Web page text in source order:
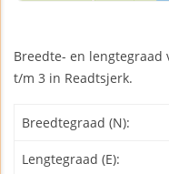
Breedte- en
t/m 3 in Readtsjerk.
Breedtegraad (N):
Lengtegraad (E):